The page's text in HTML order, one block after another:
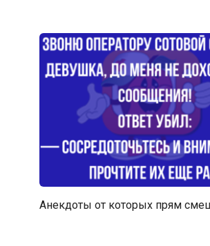
Анекдоты от которых прям